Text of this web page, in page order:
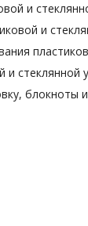
и
и
и стеклянной
блокноты